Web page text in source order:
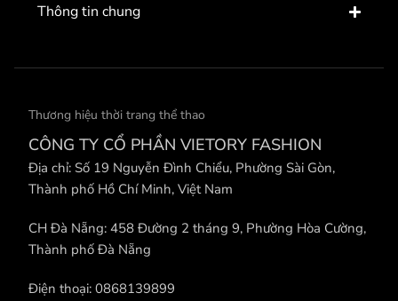
Thông tin chung
Thương hiệu thời trang thể thao
CÔNG TY CỔ PHẦN VIETORY FASHION
Địa chỉ: Số 19 Nguyễn Đình Chiểu, Phường Sài Gòn,
Thành phố Hồ Chí Minh, Việt Nam
CH Đà Nẵng: 458 Đường 2 tháng 9, Phường Hòa Cường,
Thành phố Đà Nẵng
Điện thoại: 0868139899